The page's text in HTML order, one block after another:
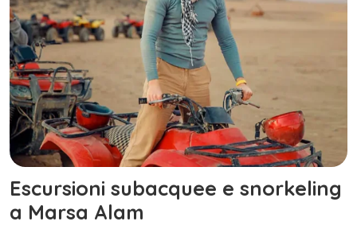
Escursioni subacquee e snorkeling
a Marsa Alam